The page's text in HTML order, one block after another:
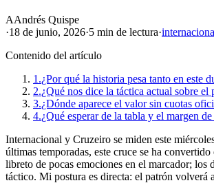
AAndrés Quispe
·18 de junio, 2026·5 min de lectura·
Contenido del artículo
1.¿Por qué la historia pesa tanto en este
2.¿Qué nos dice la táctica actual sobre el
3.¿Dónde aparece el valor sin cuotas
4.¿Qué esperar de la tabla y el margen
Internacional y Cruzeiro se miden este
últimas temporadas, este cruce se ha
libreto de pocas emociones en el marcador;
táctico. Mi postura es directa: el patrón volverá